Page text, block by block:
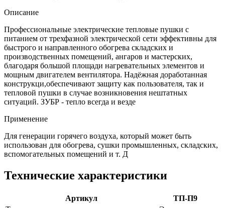
Описание
Профессиональные электрические тепловые пушки с
питанием от трехфазной электрической сети эффективны для
быстрого и направленного обогрева складских и
производственных помещений, ангаров и мастерских,
благодаря большой площади нагревательных элементов и
мощным двигателем вентилятора. Надёжная доработанная
конструкци,обеспечивают защиту как пользователя, так и
тепловой пушки в случае возникновения нештатных
ситуаций. ЗУБР - тепло всегда и везде
Применение
Для генерации горячего воздуха, который может быть
использован для обогрева, сушки промышленных, складских,
вспомогательных помещений и т. Д
Технические характеристики
Артикул
ТП-П9